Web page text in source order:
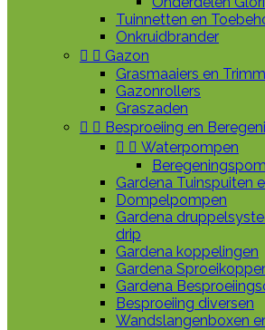
Tuinnetten en
Onkruidbrander
  Gazon
Grasmaaiers en
Gazonrollers
Graszaden
  Besproeiing en
  Waterpompen
Gardena Tuinspuiten
Dompelpompen
Gardena
drip
Gardena koppelingen
Gardena
Gardena
Besproeiing diversen
Wandslangenboxen